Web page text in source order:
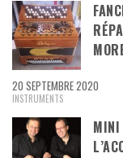
20 SEPTEMBRE 2020
INSTRUMENTS
MINI